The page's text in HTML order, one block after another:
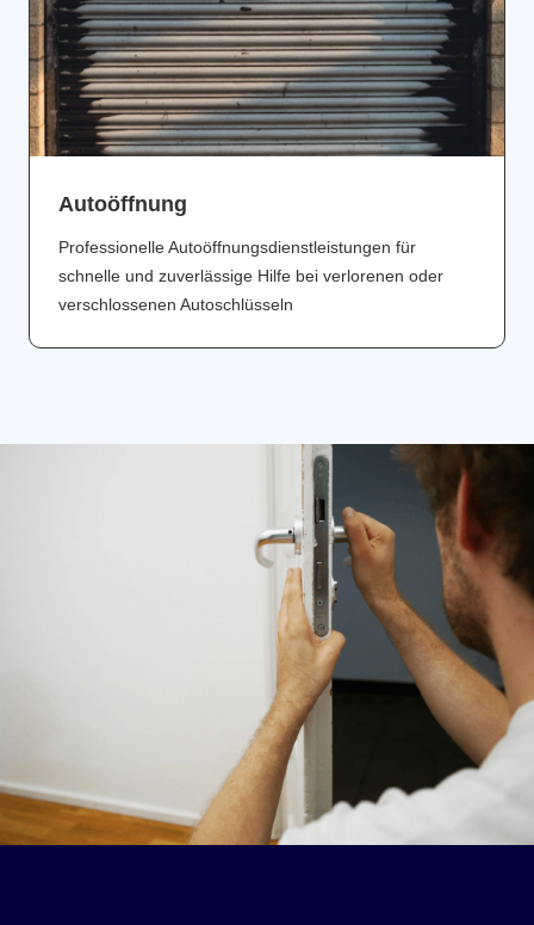
Аutoöffnung
Professionelle Autoöffnungsdienstleistungen für
schnelle und zuverlässige Hilfe bei verlorenen oder
verschlossenen Autoschlüsseln